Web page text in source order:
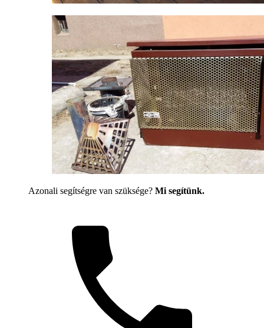
Azonali segítségre van szüksége? Mi segítünk.